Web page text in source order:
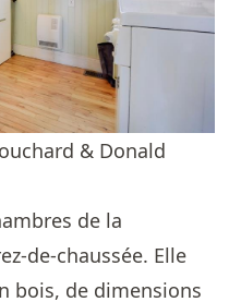
& Donald
de la
de-chaussée. Elle
bois, de dimensions